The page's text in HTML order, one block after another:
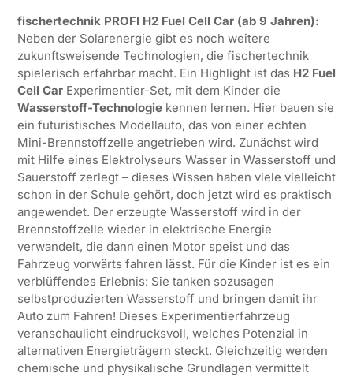
fischertechnik PROFI H2 Fuel Cell Car (ab 9 Jahren):
Neben der Solarenergie gibt es noch weitere
zukunftsweisende Technologien, die fischertechnik
spielerisch erfahrbar macht. Ein Highlight ist das H2 Fuel
Cell CarExperimentier-Set, mit dem Kinder die
Wasserstoff-Technologiekennen lernen. Hier bauen sie
ein futuristisches Modellauto, das von einer echten
Mini-Brennstoffzelle angetrieben wird. Zunächst wird
mit Hilfe eines Elektrolyseurs Wasser in Wasserstoff und
Sauerstoff zerlegt – dieses Wissen haben viele vielleicht
schon in der Schule gehört, doch jetzt wird es praktisch
angewendet. Der erzeugte Wasserstoff wird in der
Brennstoffzelle wieder in elektrische Energie
verwandelt, die dann einen Motor speist und das
Fahrzeug vorwärts fahren lässt. Für die Kinder ist es ein
verblüffendes Erlebnis: Sie tanken sozusagen
selbstproduzierten Wasserstoff und bringen damit ihr
Auto zum Fahren! Dieses Experimentierfahrzeug
veranschaulicht eindrucksvoll, welches Potenzial in
alternativen Energieträgern steckt. Gleichzeitig werden
chemische und physikalische Grundlagen vermittelt